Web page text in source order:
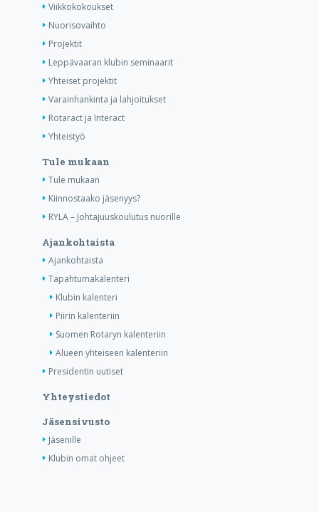
Viikkokokoukset
Nuorisovaihto
Projektit
Leppävaaran klubin seminaarit
Yhteiset projektit
Varainhankinta ja lahjoitukset
Rotaract ja Interact
Yhteistyö
Tule mukaan
Tule mukaan
Kiinnostaako jäsenyys?
RYLA – Johtajuuskoulutus nuorille
Ajankohtaista
Ajankohtaista
Tapahtumakalenteri
Klubin kalenteri
Piirin kalenteriin
Suomen Rotaryn kalenteriin
Alueen yhteiseen kalenteriin
Presidentin uutiset
Yhteystiedot
Jäsensivusto
Jäsenille
Klubin omat ohjeet